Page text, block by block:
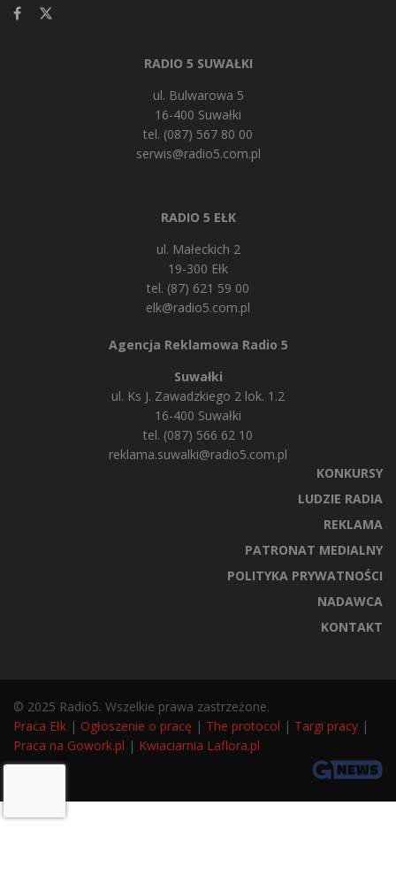
RADIO 5 SUWAŁKI
ul. Bulwarowa 5
16-400 Suwałki
tel. (087) 567 80 00
serwis@radio5.com.pl
RADIO 5 EŁK
ul. Małeckich 2
19-300 Ełk
tel. (87) 621 59 00
elk@radio5.com.pl
Agencja Reklamowa Radio 5
Suwałki
ul. Ks J. Zawadzkiego 2 lok. 1.2
16-400 Suwałki
tel. (087) 566 62 10
reklama.suwalki@radio5.com.pl
KONKURSY
LUDZIE RADIA
REKLAMA
PATRONAT MEDIALNY
POLITYKA PRYWATNOŚCI
NADAWCA
KONTAKT
© 2025 Radio5. Wszelkie prawa zastrzeżone.
Praca Ełk | Ogłoszenie o pracę | The protocol | Targi pracy |
Praca na Gowork.pl | Kwiaciarnia Laflora.pl